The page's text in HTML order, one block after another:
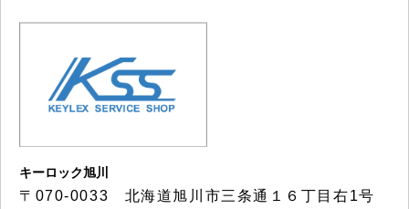
キーロック旭川
〒070-0033 北海道旭川市三条通１６丁目右1号